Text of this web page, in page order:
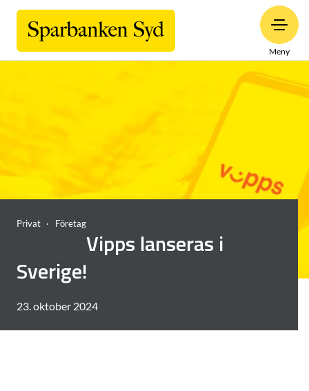
Meny
Privat Företag
Vipps lanseras i
Sverige!
23. oktober 2024